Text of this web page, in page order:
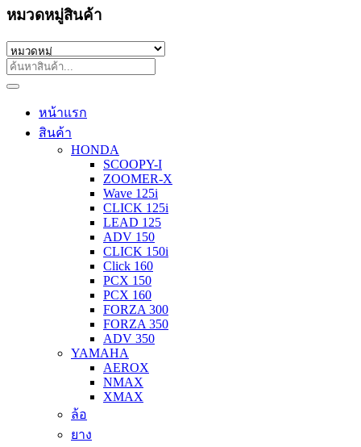
หมวดหมู่สินค้า
หน้าแรก
สินค้า
HONDA
SCOOPY-I
ZOOMER-X
Wave 125i
CLICK 125i
LEAD 125
ADV 150
CLICK 150i
Click 160
PCX 150
PCX 160
FORZA 300
FORZA 350
ADV 350
YAMAHA
AEROX
NMAX
XMAX
ล้อ
ยาง